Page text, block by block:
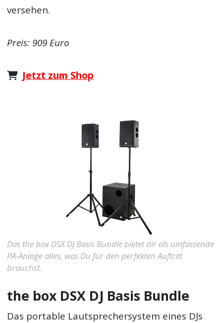
versehen.
Preis: 909 Euro
Jetzt zum Shop
Das the box DSX DJ Basis Bundle bietet dir als umfassende
PA-Anlage alles, was Du für den perfekten Auftritt
brauchst.
the box DSX DJ Basis Bundle
Das portable Lautsprechersystem eines DJs